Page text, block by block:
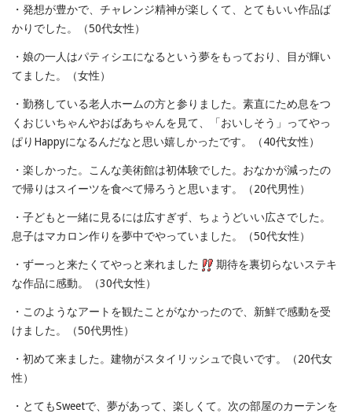
・発想が豊かで、チャレンジ精神が楽しくて、とてもいい作品ば
かりでした。（50代女性）
・娘の一人はパティシエになるという夢をもっており、目が輝い
てました。（女性）
・勤務している老人ホームの方と参りました。素直にため息をつ
くおじいちゃんやおばあちゃんを見て、「おいしそう」ってやっ
ぱりHappyになるんだなと思い嬉しかったです。（40代女性）
・楽しかった。こんな美術館は初体験でした。おなかが減ったの
で帰りはスイーツを食べて帰ろうと思います。（20代男性）
・子どもと一緒に見るには広すぎず、ちょうどいい広さでした。
息子はマカロン作りを夢中でやっていました。（50代女性）
・ずーっと来たくてやっと来れました
期待を裏切らないステキ
な作品に感動。（30代女性）
・このようなアートを観たことがなかったので、新鮮で感動を受
けました。（50代男性）
・初めて来ました。建物がスタイリッシュで良いです。（20代女
性）
・とてもSweetで、夢があって、楽しくて。次の部屋のカーテンを